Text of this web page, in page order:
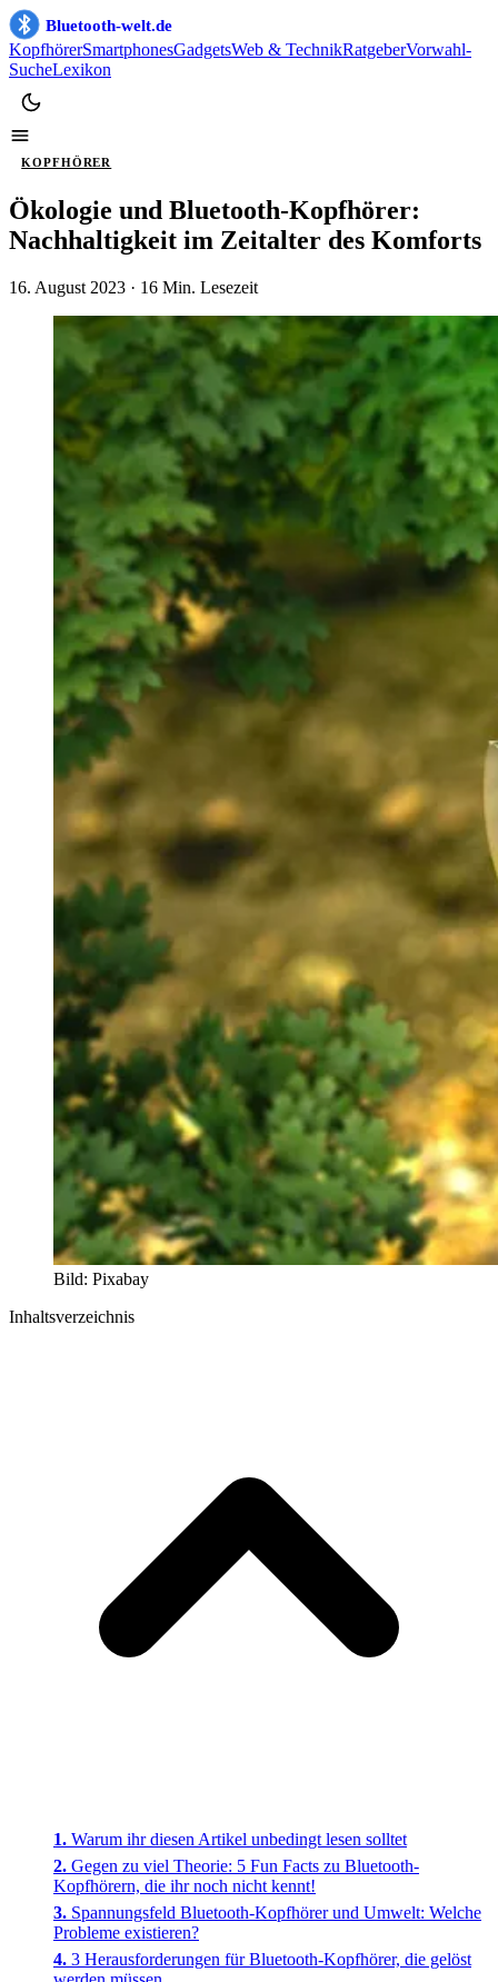
Bluetooth-welt.de
KopfhörerSmartphonesGadgetsWeb & TechnikRatgeberVorwahl-
SucheLexikon
KOPFHÖRER
Ökologie und Bluetooth-Kopfhörer:
Nachhaltigkeit im Zeitalter des Komforts
16. August 2023 · 16 Min. Lesezeit
Bild: Pixabay
Inhaltsverzeichnis
Warum ihr diesen Artikel unbedingt lesen solltet
Gegen zu viel Theorie: 5 Fun Facts zu Bluetooth-
Kopfhörern, die ihr noch nicht kennt!
Spannungsfeld Bluetooth-Kopfhörer und Umwelt: Welche
Probleme existieren?
3 Herausforderungen für Bluetooth-Kopfhörer, die gelöst